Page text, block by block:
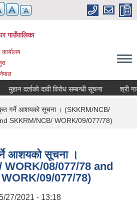
गाउँपालिका
कार्यालय
दर्ताको दावी विरोध सम्बन्धी सूचना
गर्ने आशयकाे सूचना । (SKKRM/NCB/
SKKRM/NCB/ WORK/09/077/78)
आशयकाे सूचना ।
08/077/78 and
09/077/78)
27/2021 - 13:18